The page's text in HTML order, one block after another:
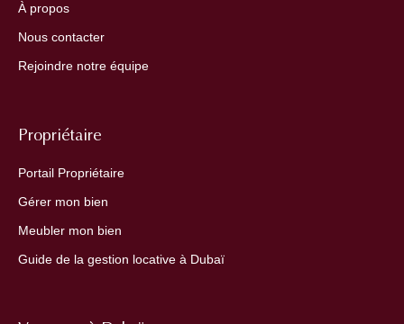
À propos
Nous contacter
Rejoindre notre équipe
Propriétaire
Portail Propriétaire
Gérer mon bien
Meubler mon bien
Guide de la gestion locative à Dubaï